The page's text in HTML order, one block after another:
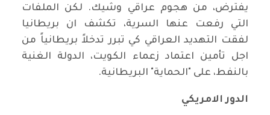
يفترض، من هجوم عراقي وشيك. لكن الملفات
التي رفعت عنها السرية، تكشف ان بريطانيا
لفقت التهديد العراقي كي تبرر تدخلاً بريطانياً من
اجل تأمين اعتماد زعماء الكويت، الدولة الغنية
بالنفط، على "الحماية" البريطانية.
الدور الامريكي